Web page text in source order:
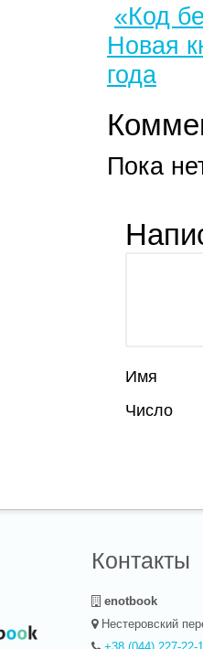
«Код
Новая
года
Пока
Имя
Число
Контакты
enotbook
Нестеровский